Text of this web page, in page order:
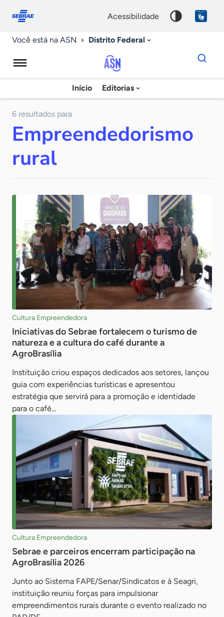
conosco
acessibilidade
Você está na ASN Distrito Federal
Agência
Sebrae
Notícias
Início Editorias
Dados
para
chave
6 resultados para
Empreendedorismo
rural
Cultura Empreendedora
Iniciativas do Sebrae fortalecem o turismo de
natureza e a cultura do café durante a
AgroBrasília
Instituição criou espaços dedicados aos setores, lançou
guia com experiências turísticas e apresentou
estratégia que servirá para a promoção e identidade
para o café...
Cultura Empreendedora
Sebrae e parceiros encerram participação na
AgroBrasília 2026
Junto ao Sistema FAPE/Senar/Sindicatos e à Seagri,
instituição reuniu forças para impulsionar
empreendimentos rurais durante o evento realizado no